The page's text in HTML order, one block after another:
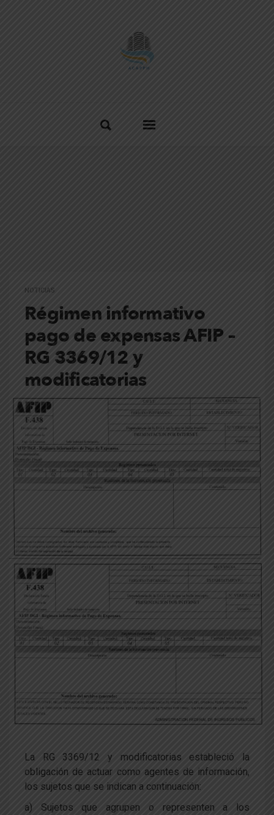
NOTICIAS
Régimen informativo
pago de expensas AFIP –
RG 3369/12 y
modificatorias
La RG 3369/12 y modificatorias estableció la
obligación de actuar como agentes de información,
los sujetos que se indican a continuación:
a) Sujetos que agrupen o representen a los